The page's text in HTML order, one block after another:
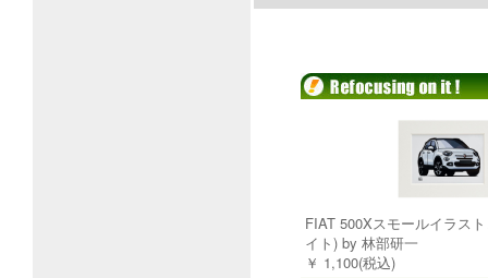
FIAT 500Xスモールイラス
イト) by 林部研一
￥ 1,100(税込)